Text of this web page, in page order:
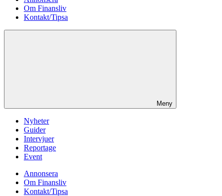
Om Finansliv
Kontakt/Tipsa
Meny
Nyheter
Guider
Intervjuer
Reportage
Event
Annonsera
Om Finansliv
Kontakt/Tipsa